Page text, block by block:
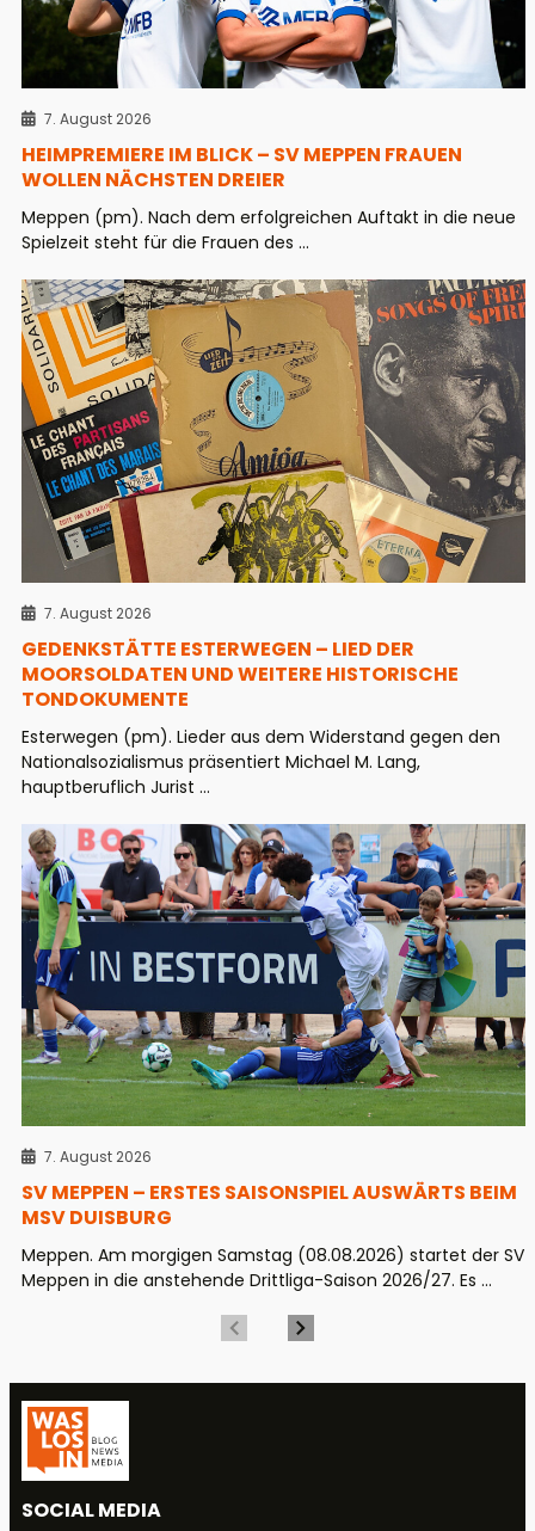
7. August 2026
HEIMPREMIERE IM BLICK – SV MEPPEN FRAUEN
WOLLEN NÄCHSTEN DREIER
Meppen (pm). Nach dem erfolgreichen Auftakt in die neue
Spielzeit steht für die Frauen des ...
7. August 2026
GEDENKSTÄTTE ESTERWEGEN – LIED DER
MOORSOLDATEN UND WEITERE HISTORISCHE
TONDOKUMENTE
Esterwegen (pm). Lieder aus dem Widerstand gegen den
Nationalsozialismus präsentiert Michael M. Lang,
hauptberuflich Jurist ...
7. August 2026
SV MEPPEN – ERSTES SAISONSPIEL AUSWÄRTS BEIM
MSV DUISBURG
Meppen. Am morgigen Samstag (08.08.2026) startet der SV
Meppen in die anstehende Drittliga-Saison 2026/27. Es ...
SOCIAL MEDIA